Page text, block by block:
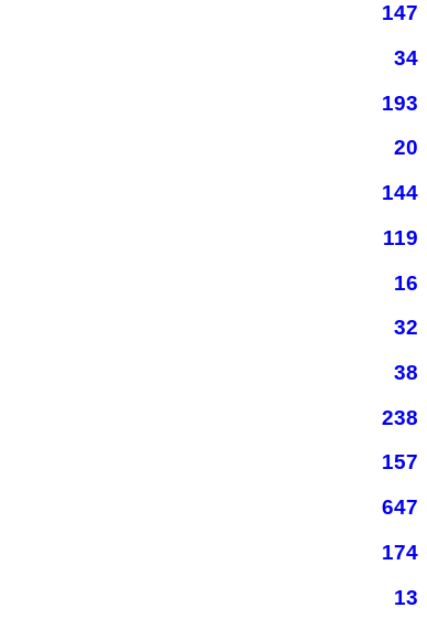
147
34
193
20
144
119
16
32
38
238
157
647
174
13